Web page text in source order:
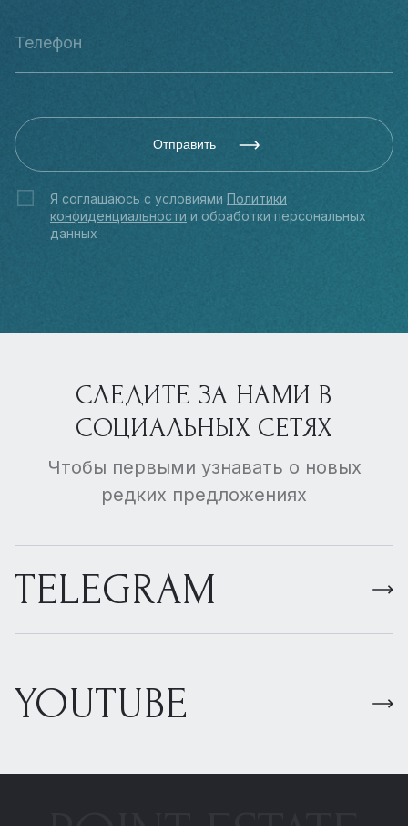
Отправить
Я соглашаюсь с условиями Политики
конфиденциальности и обработки персональных
данных
СЛЕДИТЕ ЗА НАМИ В
СОЦИАЛЬНЫХ СЕТЯХ
Чтобы первыми узнавать о новых
редких предложениях
TELEGRAM
YOUTUBE